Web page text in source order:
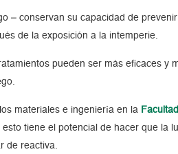
– conservan su capacidad de
de la exposición a la intemperie.
pueden ser más eficaces y
materiales e ingeniería en la
esto tiene el potencial de hacer que la
de reactiva.